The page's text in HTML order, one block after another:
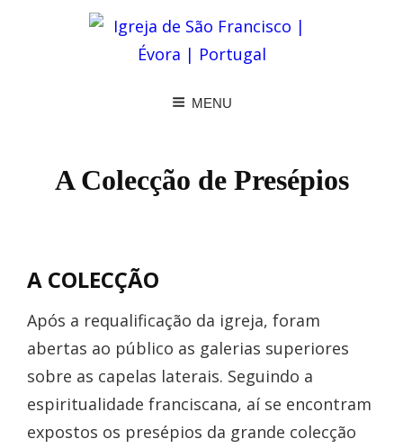
MENU
A Colecção de Presépios
A COLECÇÃO
Após a requalificação da igreja, foram
abertas ao público as galerias superiores
sobre as capelas laterais. Seguindo a
espiritualidade franciscana, aí se encontram
expostos os presépios da grande colecção